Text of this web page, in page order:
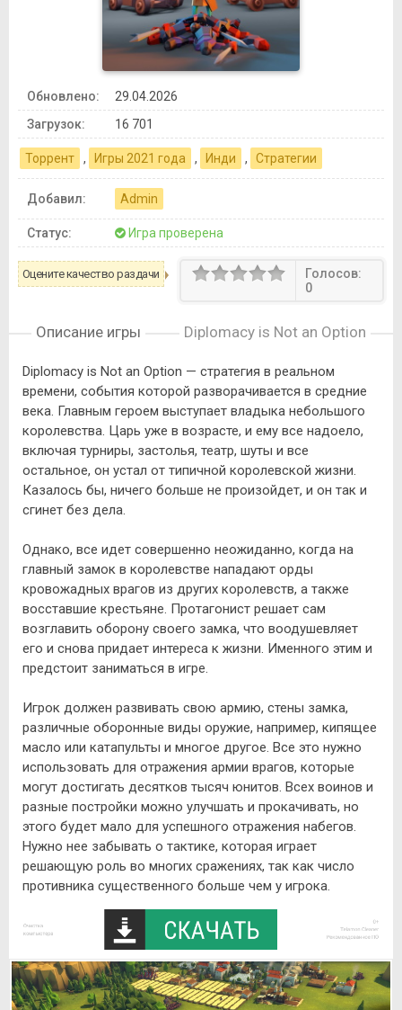
Обновлено:
29.04.2026
Загрузок:
16 701
Торрент , Игры 2021 года , Инди , Стратегии
Добавил: Admin
Статус: Игра проверена
Оцените качество раздачи
Голосов:
0
Описание игры Diplomacy is Not an Option
Diplomacy is Not an Option — стратегия в реальном
времени, события которой разворачивается в средние
века. Главным героем выступает владыка небольшого
королевства. Царь уже в возрасте, и ему все надоело,
включая турниры, застолья, театр, шуты и все
остальное, он устал от типичной королевской жизни.
Казалось бы, ничего больше не произойдет, и он так и
сгинет без дела.
Однако, все идет совершенно неожиданно, когда на
главный замок в королевстве нападают орды
кровожадных врагов из других королевств, а также
восставшие крестьяне. Протагонист решает сам
возглавить оборону своего замка, что воодушевляет
его и снова придает интереса к жизни. Именного этим и
предстоит заниматься в игре.
Игрок должен развивать свою армию, стены замка,
различные оборонные виды оружие, например, кипящее
масло или катапульты и многое другое. Все это нужно
использовать для отражения армии врагов, которые
могут достигать десятков тысяч юнитов. Всех воинов и
разные постройки можно улучшать и прокачивать, но
этого будет мало для успешного отражения набегов.
Нужно нее забывать о тактике, которая играет
решающую роль во многих сражениях, так как число
противника существенного больше чем у игрока.